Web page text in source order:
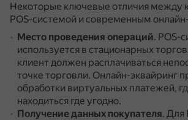
Некоторые ключевые отличия между
POS-системой и современным
Место проведения операций. POS-
используется в стационарных
клиент должен расплачиваться
точке торговли. Онлайн-эквайринг
обработки виртуальных платежей,
находиться где угодно.
Получение данных покупателя. Для